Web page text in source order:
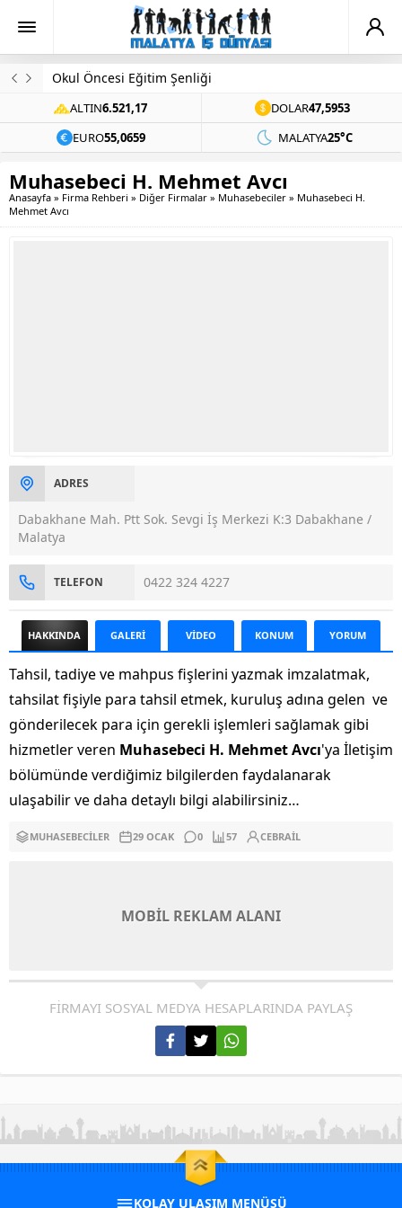
Okul Öncesi Eğitim Şenliği
ALTIN6.521,17 DOLAR47,5953
EURO55,0659 MALATYA25°C
Muhasebeci H. Mehmet Avcı
Anasayfa » Firma Rehberi » Diğer Firmalar » Muhasebeciler » Muhasebeci H.
Mehmet Avcı
ADRES
Dabakhane Mah. Ptt Sok. Sevgi İş Merkezi K:3 Dabakhane /
Malatya
TELEFON 0422 324 4227
HAKKINDA GALERİ VİDEO KONUM YORUM
Tahsil, tadiye ve mahpus fişlerini yazmak imzalatmak,
tahsilat fişiyle para tahsil etmek, kuruluş adına gelen ve
gönderilecek para için gerekli işlemleri sağlamak gibi
hizmetler veren Muhasebeci H. Mehmet Avcı'ya İletişim
bölümünde verdiğimiz bilgilerden faydalanarak
ulaşabilir ve daha detaylı bilgi alabilirsiniz…
MUHASEBECILER 29 OCAK 0 57 CEBRAIL
MOBİL REKLAM ALANI
FİRMAYI SOSYAL MEDYA HESAPLARINDA PAYLAŞ
KOLAY ULAŞIM MENÜSÜ